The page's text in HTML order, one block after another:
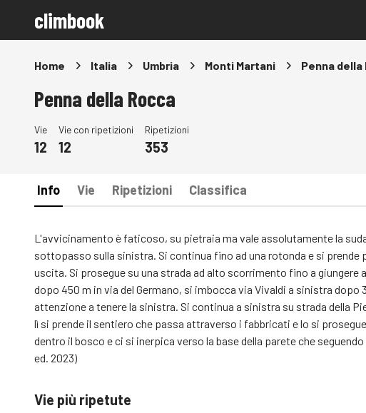
climbook
Home Italia Umbria Monti Martani Penna della
Penna della Rocca
Vie
12
Vie con ripetizioni
12
Ripetizioni
353
Info Vie Ripetizioni Classifica
L'avvicinamento è faticoso, su pietraia ma vale assolutamente la
sottopasso sulla sinistra. Si continua fino ad una rotonda e si prende
uscita. Si prosegue su una strada ad alto scorrimento fino a
dopo 450 m in via del Germano, si imbocca via Vivaldi a sinistra
attenzione a tenere la sinistra. Si continua a sinistra su strada della
lì si prende il sentiero che passa attraverso i fabbricati e lo si
dentro il bosco e ci si inerpica verso la base della parete che
ed. 2023)
Vie più ripetute